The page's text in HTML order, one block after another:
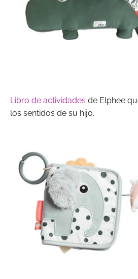
Libro de actividades de Elphee
los sentidos de su hijo.